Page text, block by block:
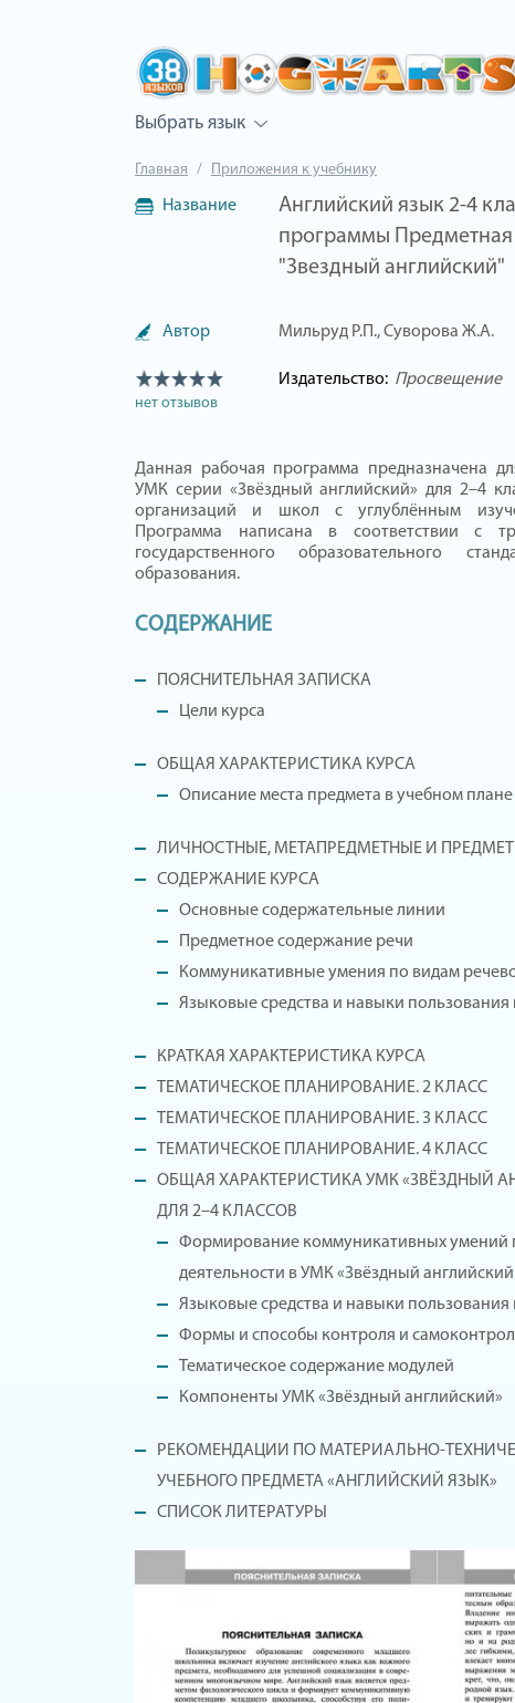
Выбрать язык
Главная Приложения к учебнику
Название
Английский язык 2-4
программы
"Звездный английский"
Автор Мильруд Р.П., Суворова Ж.А.
нет отзывов
Издательство: Просвещение
Данная рабочая программа предназначена
УМК серии «Звёздный английский» для 2–4
организаций и школ с углублённым
Программа написана в соответствии с
государственного образовательного
образования.
СОДЕРЖАНИЕ
ПОЯСНИТЕЛЬНАЯ ЗАПИСКА
Цели курса
ОБЩАЯ ХАРАКТЕРИСТИКА КУРСА
Описаниеместа предмета в учебном плане
ЛИЧНОСТНЫЕ, МЕТАПРЕДМЕТНЫЕ И
СОДЕРЖАНИЕ КУРСА
Основные содержательные линии
Предметное содержание речи
Коммуникативные умения по видам
Языковые средства и навыки пользования
КРАТКАЯ ХАРАКТЕРИСТИКА КУРСА
ТЕМАТИЧЕСКОЕ ПЛАНИРОВАНИЕ. 2 КЛАСС
ТЕМАТИЧЕСКОЕ ПЛАНИРОВАНИЕ. 3 КЛАСС
ТЕМАТИЧЕСКОЕ ПЛАНИРОВАНИЕ. 4 КЛАСС
ОБЩАЯ ХАРАКТЕРИСТИКА УМК «ЗВЁЗДНЫЙ
ДЛЯ 2–4 КЛАССОВ
Формирование коммуникативных умений
деятельности в УМК «Звёздный английский
Языковые средства и навыки пользования
Формы и способы контроля и
Тематическое содержание модулей
Компоненты УМК «Звёздный английский»
РЕКОМЕНДАЦИИ ПО МАТЕРИАЛЬНО-
УЧЕБНОГО ПРЕДМЕТА «АНГЛИЙСКИЙ ЯЗЫК»
СПИСОК ЛИТЕРАТУРЫ